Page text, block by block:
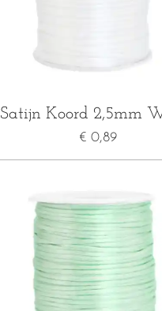
Satijn Koord 2,5mm
€ 0,89